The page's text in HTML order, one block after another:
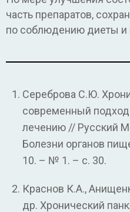
часть препаратов,
по соблюдению диеты и
Сереброва С.Ю.
современный подход
лечению // Русский
Болезни органов
10. – № 1. – с. 30.
Краснов К.А.,
др. Хронический